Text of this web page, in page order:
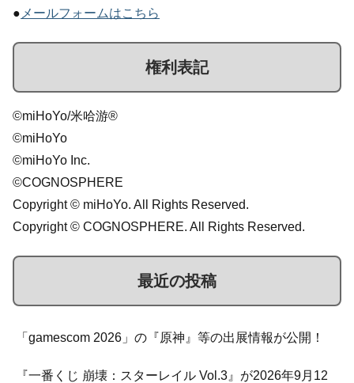
● メールフォームはこちら
権利表記
©miHoYo/米哈游®
©miHoYo
©miHoYo Inc.
©COGNOSPHERE
Copyright © miHoYo. All Rights Reserved.
Copyright © COGNOSPHERE. All Rights Reserved.
最近の投稿
「gamescom 2026」の『原神』等の出展情報が公開！
『一番くじ 崩壊：スターレイル Vol.3』が2026年9月12